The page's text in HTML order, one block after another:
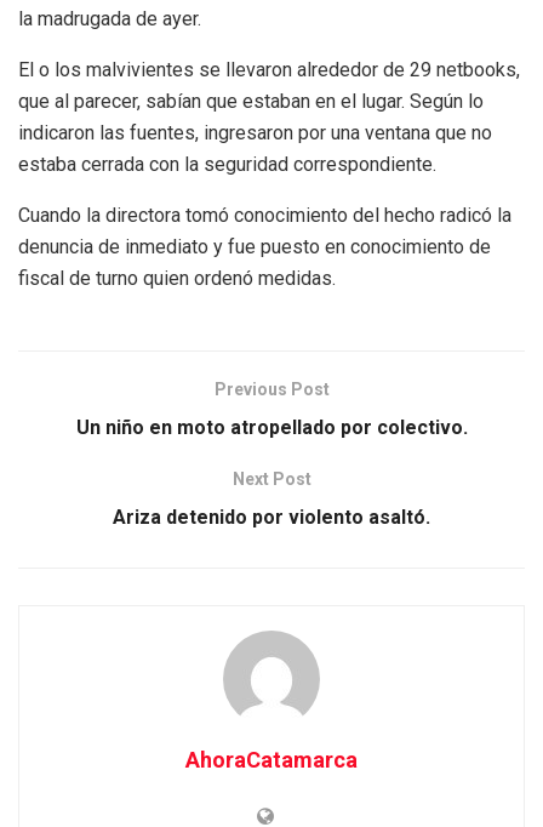
la madrugada de ayer.
El o los malvivientes se llevaron alrededor de 29 netbooks,
que al parecer, sabían que estaban en el lugar. Según lo
indicaron las fuentes, ingresaron por una ventana que no
estaba cerrada con la seguridad correspondiente.
Cuando la directora tomó conocimiento del hecho radicó la
denuncia de inmediato y fue puesto en conocimiento de
fiscal de turno quien ordenó medidas.
Previous Post
Un niño en moto atropellado por colectivo.
Next Post
Ariza detenido por violento asaltó.
AhoraCatamarca